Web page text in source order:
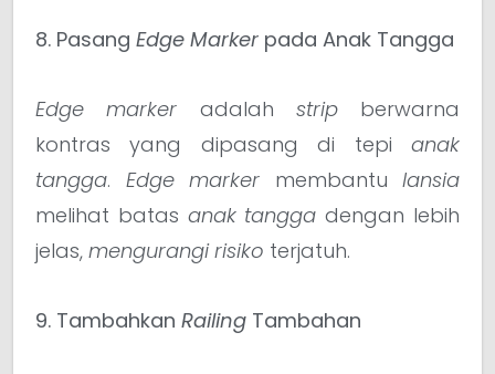
8. Pasang Edge Marker pada Anak Tangga
Edge marker adalah stripberwarna
kontras yang dipasang di tepi anak
tangga. Edge marker membantu lansia
melihat batas anak tangga dengan lebih
jelas, mengurangi risiko terjatuh.
9. Tambahkan Railing Tambahan